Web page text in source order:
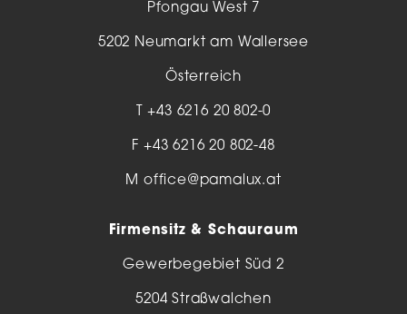
Pfongau West 7
5202 Neumarkt am Wallersee
Österreich
T+43 6216 20 802-0
F +43 6216 20 802-48
M office@pamalux.at
Firmensitz & Schauraum
Gewerbegebiet Süd 2
5204 Straßwalchen